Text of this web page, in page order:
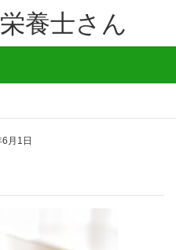
養士さん
月1日